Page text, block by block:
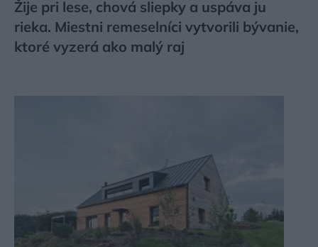
Žije pri lese, chová sliepky a uspáva ju
rieka. Miestni remeselníci vytvorili bývanie,
ktoré vyzerá ako malý raj